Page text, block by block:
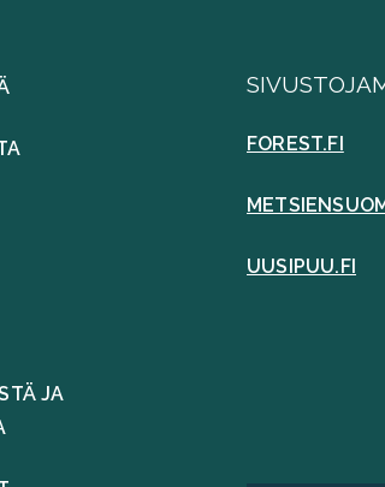
JA
FOREST.FI
UUSIPUU.FI